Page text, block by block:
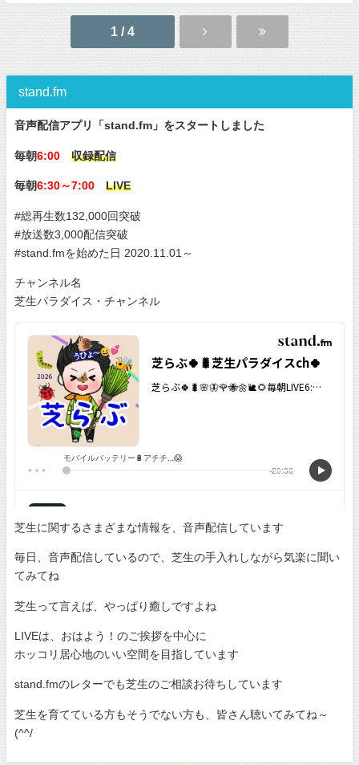
1 / 4
stand.fm
音声配信アプリ「stand.fm」をスタートしました
毎朝6:00 収録配信
毎朝6:30～7:00 LIVE
#総再生数132,000回突破
#放送数3,000配信突破
#stand.fmを始めた日 2020.11.01～
チャンネル名
芝生パラダイス・チャンネル
芝生に関するさまざまな情報を、音声配信しています
毎日、音声配信しているので、芝生の手入れしながら気楽に聞い
てみてね
芝生って言えば、やっぱり癒しですよね
LIVEは、おはよう！のご挨拶を中心に
ホッコリ居心地のいい空間を目指しています
stand.fmのレターでも芝生のご相談お待ちしています
芝生を育てている方もそうでない方も、皆さん聴いてみてね～
(^^/